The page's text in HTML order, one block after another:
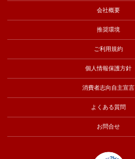
会社概要
推奨環境
ご利用規約
個人情報保護方針
消費者志向自主宣言
よくある質問
お問合せ